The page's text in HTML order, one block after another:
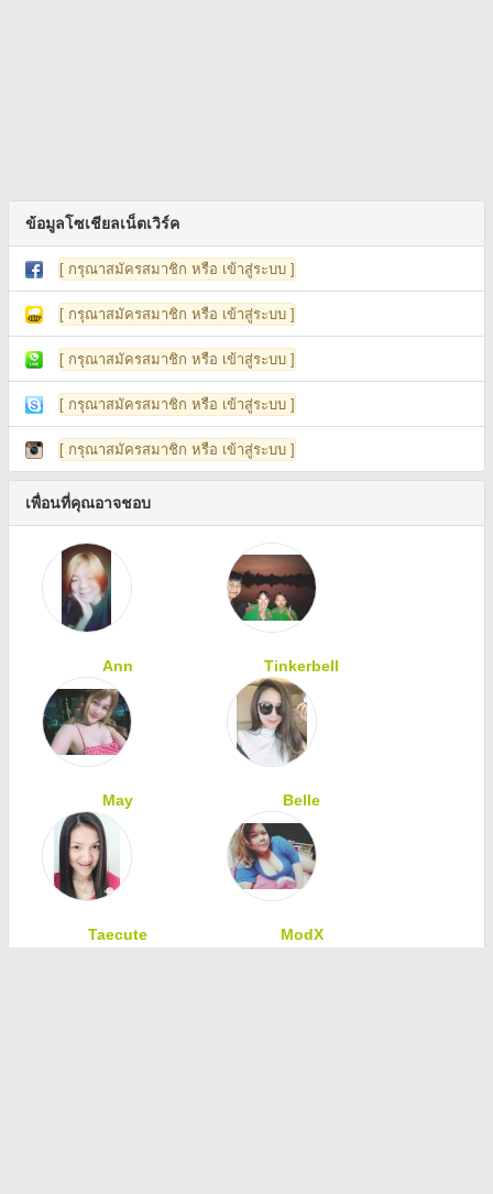
ข้อมูลโซเชียลเน็ตเวิร์ค
[ กรุณาสมัครสมาชิก หรือ เข้าสู่ระบบ ]
[ กรุณาสมัครสมาชิก หรือ เข้าสู่ระบบ ]
[ กรุณาสมัครสมาชิก หรือ เข้าสู่ระบบ ]
[ กรุณาสมัครสมาชิก หรือ เข้าสู่ระบบ ]
[ กรุณาสมัครสมาชิก หรือ เข้าสู่ระบบ ]
เพื่อนที่คุณอาจชอบ
Ann Tinkerbell
May Belle
Taecute ModX